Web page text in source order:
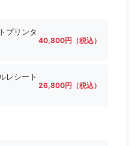
プリンタ
40,800円（税込）
レシート
26,800円（税込）